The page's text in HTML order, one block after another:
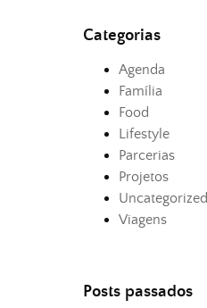
Categorias
Agenda
Família
Food
Lifestyle
Parcerias
Projetos
Uncategorized
Viagens
Posts passados